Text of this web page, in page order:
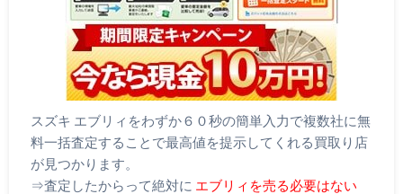
スズキ エブリィをわずか６０秒の簡単入力で複数社に無
料一括査定することで最高値を提示してくれる買取り店
が見つかります。
⇒査定したからって絶対に エブリィを売る必要はない